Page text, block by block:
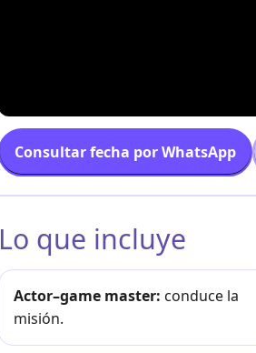
Consultar fecha por WhatsApp
Lo que incluye
Actor–game master: conduce la
misión.